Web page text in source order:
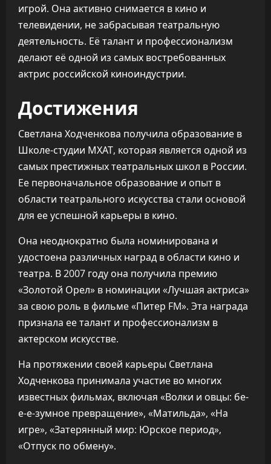
игрой. Она активно снимается в кино и
телевидении, не забрасывая театральную
деятельность. Её талант и профессионализм
делают её одной из самых востребованных
актрис российской киноиндустрии.
Достижения
Светлана Ходченкова получила образование в
Школе-студии МХАТ, которая является одной из
самых престижных театральных школ в России.
Ее первоначальное образование и опыт в
области театрального искусства стали основой
для ее успешной карьеры в кино.
Она неоднократно была номинирована и
удостоена различных наград в области кино и
театра. В 2007 году она получила премию
«Золотой Орел» в номинации «Лучшая актриса»
за свою роль в фильме «Питер FM». Эта награда
признала ее талант и профессионализм в
актерском искусстве.
На протяжении своей карьеры Светлана
Ходченкова принимала участие во многих
известных фильмах, включая «Волки и овцы: бе-
е-е-зумное превращение», «Матильда», «На
игре», «Затерянный мир: Юрское период»,
«Отпуск по обмену».